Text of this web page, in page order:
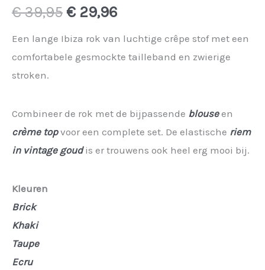
€39,95 Oorspronkelijke
prijs
was:
€ 29,96Huidige
prijs
Een lange Ibiza rok van luchtige crêpe stof met een
comfortabele gesmockte tailleband en zwierige
stroken.
Combineer de rok met de bijpassende blouse en
crème topvoor een complete set. De elastische riem
in vintage goud is er trouwens ook heel erg mooi bij.
Kleuren
Brick
Khaki
Taupe
Ecru